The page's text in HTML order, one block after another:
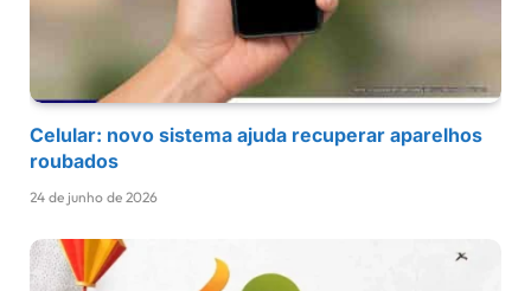
Celular: novo sistema ajuda recuperar aparelhos
roubados
24 de junho de 2026